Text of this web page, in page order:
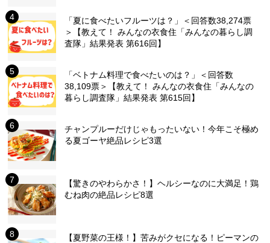
「夏に食べたいフルーツは？」＜回答数38,274票
＞【教えて！ みんなの衣食住「みんなの暮らし調
査隊」結果発表 第616回】
「ベトナム料理で食べたいのは？」＜回答数
38,109票＞【教えて！ みんなの衣食住「みんなの
暮らし調査隊」結果発表 第615回】
チャンプルーだけじゃもったいない！今年こそ極め
る夏ゴーヤ絶品レシピ3選
【驚きのやわらかさ！】ヘルシーなのに大満足！鶏
むね肉の絶品レシピ8選
【夏野菜の王様！】苦みがクセになる！ピーマンの